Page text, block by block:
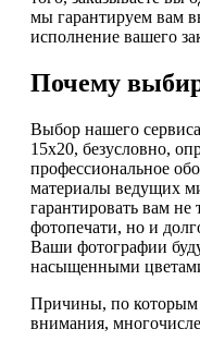
мы гарантируем вам
исполнение вашего
Почему
Выбор нашего
15х20, безусловно,
профессиональное
материалы ведущих
гарантировать вам не
фотопечати, но и
Ваши фотографии
насыщенными
Причины, по которым
внимания,